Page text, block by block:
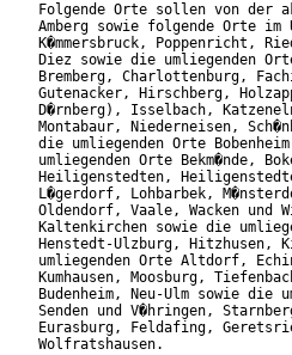
Folgende Orte sollen von der
Amberg sowie folgende Orte
K�mmersbruck, Poppenricht,
Diez sowie die umliegenden
Bremberg, Charlottenburg,
Gutenacker, Hirschberg,
D�rnberg), Isselbach,
Montabaur, Niederneisen,
die umliegenden Orte
umliegenden Orte Bekm�nde,
Heiligenstedten,
L�gerdorf, Lohbarbek,
Oldendorf, Vaale, Wacken
Kaltenkirchen sowie die
Henstedt-Ulzburg, Hitzhusen,
umliegenden Orte Altdorf,
Kumhausen, Moosburg,
Budenheim, Neu-Ulm sowie die
Senden und V�hringen,
Eurasburg, Feldafing,
Wolfratshausen.